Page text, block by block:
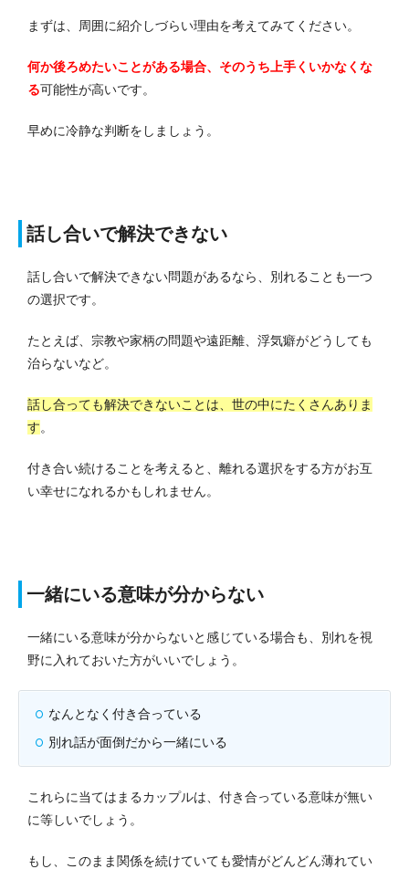
まずは、周囲に紹介しづらい理由を考えてみてください。
何か後ろめたいことがある場合、そのうち上手くいかなくな
る可能性が高いです。
早めに冷静な判断をしましょう。
話し合いで解決できない
話し合いで解決できない問題があるなら、別れることも一つ
の選択です。
たとえば、宗教や家柄の問題や遠距離、浮気癖がどうしても
治らないなど。
話し合っても解決できないことは、世の中にたくさんありま
す。
付き合い続けることを考えると、離れる選択をする方がお互
い幸せになれるかもしれません。
一緒にいる意味が分からない
一緒にいる意味が分からないと感じている場合も、別れを視
野に入れておいた方がいいでしょう。
なんとなく付き合っている
別れ話が面倒だから一緒にいる
これらに当てはまるカップルは、付き合っている意味が無い
に等しいでしょう。
もし、このまま関係を続けていても愛情がどんどん薄れてい